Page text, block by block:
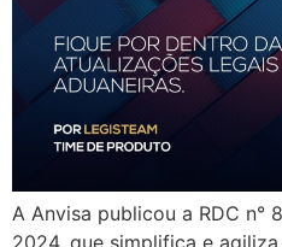
A Anvisa publicou a RDC n°
2024, que simplifica e